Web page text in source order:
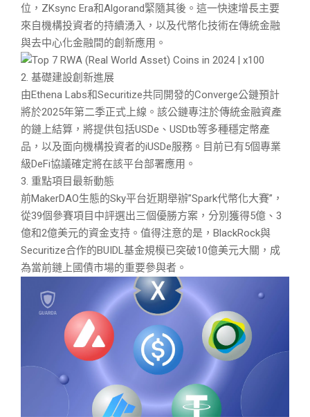
位，ZKsync Era和Algorand緊隨其後。這一快速增長主要
來自機構投資者的持續湧入，以及代幣化技術在傳統金融
與去中心化金融間的創新應用。
2. 基礎建設創新進展
由Ethena Labs和Securitize共同開發的Converge公鏈預計
將於2025年第二季正式上線。該公鏈專注於傳統金融資產
的鏈上結算，將提供包括USDe、USDtb等多種穩定幣產
品，以及面向機構投資者的iUSDe服務。目前已有5個專業
級DeFi協議確定將在該平台部署應用。
3. 重點項目最新動態
前MakerDAO生態的Sky平台近期舉辦”Spark代幣化大賽”，
從39個參賽項目中評選出三個優勝方案，分別獲得5億、3
億和2億美元的資金支持。值得注意的是，BlackRock與
Securitize合作的BUIDL基金規模已突破10億美元大關，成
為當前鏈上國債市場的重要參與者。